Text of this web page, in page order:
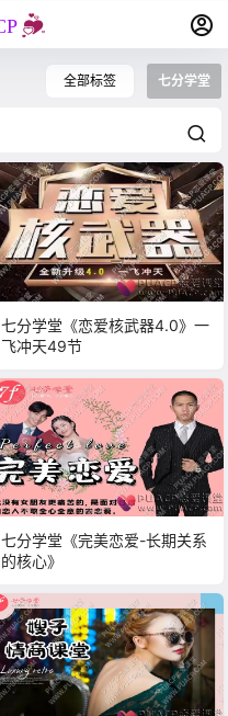
全部标签 七分学堂
七分学堂《恋爱核武器4.0》一
飞冲天49节
七分学堂《完美恋爱-长期关系
的核心》